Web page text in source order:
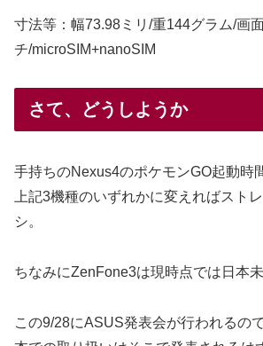
寸法等：幅73.98ミリ/重144グラム/画
チ/microSIM+nanoSIM
さて、どうしようか
手持ちのNexus4のポケモンGO起動時
上記3機種のいずれかに変えればスト
シ。
ちなみにZenFone3は現時点では日本未
この9/28にASUS発表会が行われるの